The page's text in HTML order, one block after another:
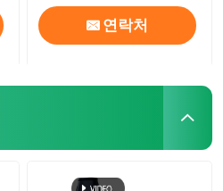
연락처